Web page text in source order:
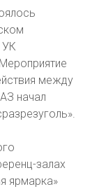
УК
между
начал
залах
ярмарка»